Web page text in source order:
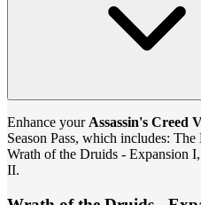
Enhance yourAssassin's Creed
Season Pass, which includes:
Wrath of the Druids - Expansion
II.